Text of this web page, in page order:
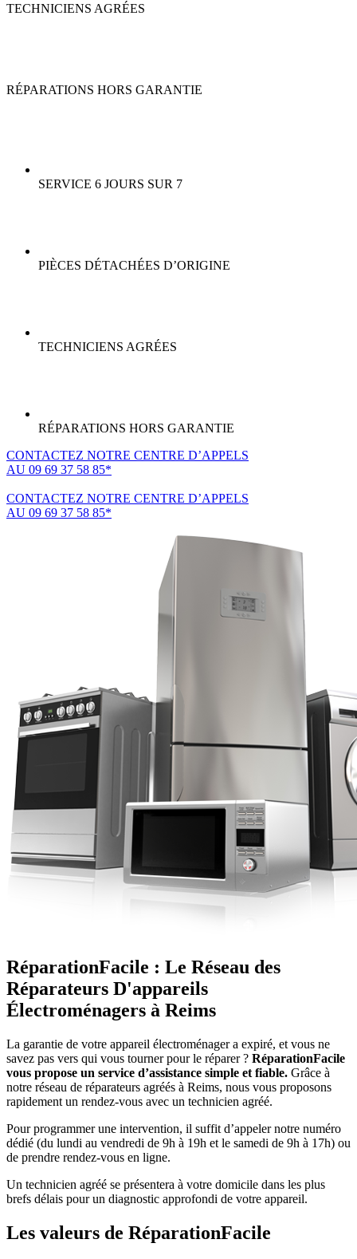
TECHNICIENS AGRÉES
RÉPARATIONS HORS GARANTIE
SERVICE 6 JOURS SUR 7
PIÈCES DÉTACHÉES D’ORIGINE
TECHNICIENS AGRÉES
RÉPARATIONS HORS GARANTIE
CONTACTEZ NOTRE CENTRE D’APPELS
AU 09 69 37 58 85*
CONTACTEZ NOTRE CENTRE D’APPELS
AU 09 69 37 58 85*
RéparationFacile : Le Réseau des
Réparateurs D'appareils
Électroménagers à Reims
La garantie de votre appareil électroménager a expiré, et vous ne
savez pas vers qui vous tourner pour le réparer ? RéparationFacile
vous propose un service d’assistance simple et fiable. Grâce à
notre réseau de réparateurs agréés à Reims, nous vous proposons
rapidement un rendez-vous avec un technicien agréé.
Pour programmer une intervention, il suffit d’appeler notre numéro
dédié (du lundi au vendredi de 9h à 19h et le samedi de 9h à 17h) ou
de prendre rendez-vous en ligne.
Un technicien agréé se présentera à votre domicile dans les plus
brefs délais pour un diagnostic approfondi de votre appareil.
Les valeurs de RéparationFacile